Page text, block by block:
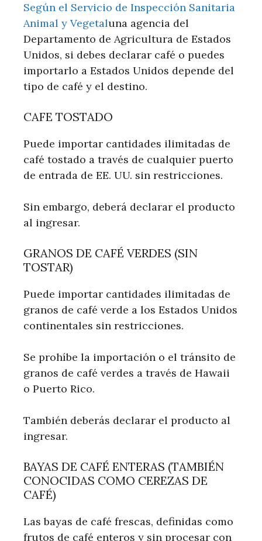
Según el Servicio de Inspección Sanitaria
Animal y Vegetaluna agencia del
Departamento de Agricultura de Estados
Unidos, si debes declarar café o puedes
importarlo a Estados Unidos depende del
tipo de café y el destino.
CAFE TOSTADO
Puede importar cantidades ilimitadas de
café tostado a través de cualquier puerto
de entrada de EE. UU. sin restricciones.
Sin embargo, deberá declarar el producto
al ingresar.
GRANOS DE CAFÉ VERDES (SIN
TOSTAR)
Puede importar cantidades ilimitadas de
granos de café verde a los Estados Unidos
continentales sin restricciones.
Se prohíbe la importación o el tránsito de
granos de café verdes a través de Hawaii
o Puerto Rico.
También deberás declarar el producto al
ingresar.
BAYAS DE CAFÉ ENTERAS (TAMBIÉN
CONOCIDAS COMO CEREZAS DE
CAFÉ)
Las bayas de café frescas, definidas como
frutos de café enteros y sin procesar con